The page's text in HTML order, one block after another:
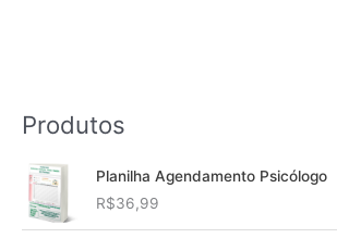
Produtos
Planilha Agendamento Psicólogo
R$36,99